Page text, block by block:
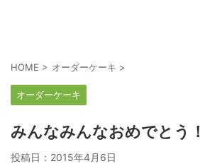
HOME > オーダーケーキ >
オーダーケーキ
みんなみんなおめでとう！
投稿日： 2015年4月6日